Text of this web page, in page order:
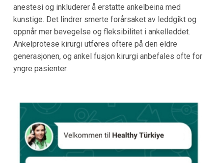
anestesi og inkluderer å erstatte ankelbeina med
kunstige. Det lindrer smerte forårsaket av leddgikt og
oppnår mer bevegelse og fleksibilitet i ankelleddet.
Ankelprotese kirurgi utføres oftere på den eldre
generasjonen, og ankel fusjon kirurgi anbefales ofte for
yngre pasienter.